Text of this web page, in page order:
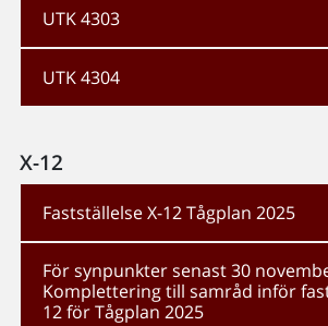
UTK 4303
UTK 4304
X-12
Fastställelse X-12 Tågplan 2025
För synpunkter senast 30
Komplettering till samråd inför
12 för Tågplan 2025